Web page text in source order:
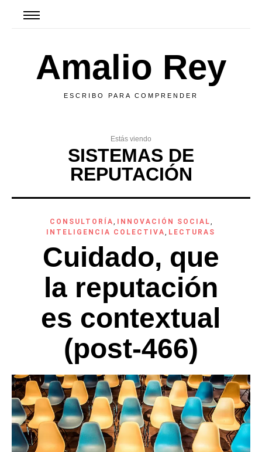
Amalio Rey
ESCRIBO PARA COMPRENDER
Estás viendo
SISTEMAS DE
REPUTACIÓN
CONSULTORÍA, INNOVACIÓN SOCIAL,
INTELIGENCIA COLECTIVA, LECTURAS
Cuidado, que
la reputación
es contextual
(post-466)